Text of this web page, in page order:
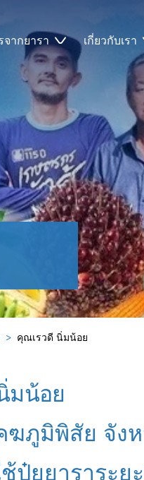
จากยารา เกี่ยวกับเรา
คุณเรวดี นิ่มน้อย
มน้อย
ฆภูมิพิสัย จัง
ยยาราระย